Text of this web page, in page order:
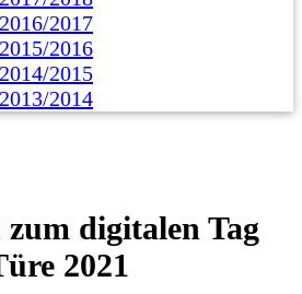
2017
2016
2015
2014
digitalen Tag
2021